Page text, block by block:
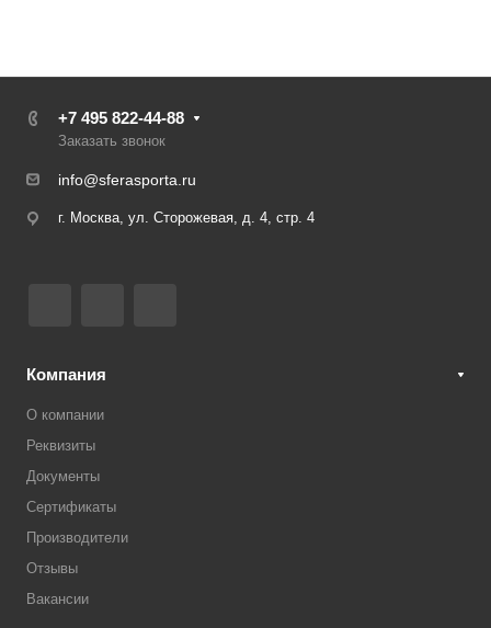
+7 495 822-44-88
Заказать звонок
info@sferasporta.ru
г. Москва, ул. Сторожевая, д. 4, стр. 4
Компания
О компании
Реквизиты
Документы
Сертификаты
Производители
Отзывы
Вакансии